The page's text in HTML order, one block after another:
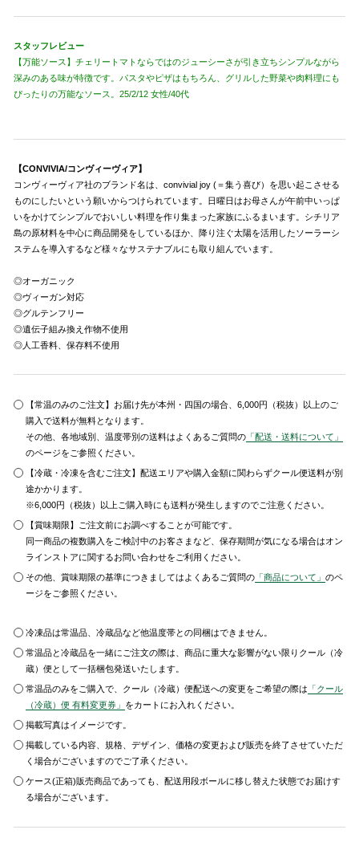
スタッフレビュー
【万能ソース】チェリートマトならではのジューシーさが引き立ちシンプルながら
深みのある味が特徴です。パスタやピザはもちろん、グリルした野菜や肉料理にも
ぴったりの万能なソース。25/2/12 女性/40代
【CONVIVIA/コンヴィーヴィア】
コンヴィーヴィア社のブランド名は、convivial joy (＝集う喜び）を思い起こさせる
ものにしたいという願いからつけられています。日曜日はお母さんが午前中いっぱ
いをかけてシンプルでおいしい料理を作り集まった家族にふるまいます。シチリア
島の原材料を中心に商品開発をしているほか、降り注ぐ太陽を活用したソーラーシ
ステムを導入するなど様々なサステナブルにも取り組んでいます。
◎オーガニック
◎ヴィーガン対応
◎グルテンフリー
◎遺伝子組み換え作物不使用
◎人工香料、保存料不使用
【常温のみのご注文】お届け先が本州・四国の場合、6,000円（税抜）以上のご
購入で送料が無料となります。
その他、各地域別、温度帯別の送料はよくあるご質問の 「配送・送料について」
のページをご参照ください。
【冷蔵・冷凍を含むご注文】配送エリアや購入金額に関わらずクール便送料が別
途かかります。
※6,000円（税抜）以上ご購入時にも送料が発生しますのでご注意ください。
【賞味期限】ご注文前にお調べすることが可能です。
同一商品の複数購入をご検討中のお客さまなど、保存期間が気になる場合はオン
ラインストアに関するお問い合わせをご利用ください。
その他、賞味期限の基準につきましてはよくあるご質問の 「商品について」のペ
ージをご参照ください。
冷凍品は常温品、冷蔵品など他温度帯との同梱はできません。
常温品と冷蔵品を一緒にご注文の際は、商品に重大な影響がない限りクール（冷
蔵）便として一括梱包発送いたします。
常温品のみをご購入で、クール（冷蔵）便配送への変更をご希望の際は 「クール
（冷蔵）便 有料変更券」 をカートにお入れください。
掲載写真はイメージです。
掲載している内容、規格、デザイン、価格の変更および販売を終了させていただ
く場合がございますのでご了承ください。
ケース(正箱)販売商品であっても、配送用段ボールに移し替えた状態でお届けす
る場合がございます。